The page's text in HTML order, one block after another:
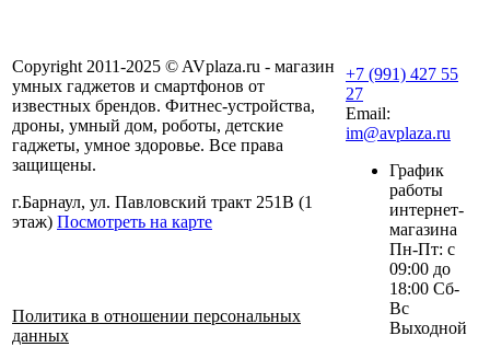
Copyright 2011-2025 © AVplaza.ru - магазин
умных гаджетов и смартфонов от
известных брендов. Фитнес-устройства,
дроны, умный дом, роботы, детские
гаджеты, умное здоровье. Все права
защищены.
г.Барнаул, ул. Павловский тракт 251В (1
этаж) Посмотреть на карте
Политика в отношении персональных
данных
+7 (991) 427 55
27
Email:
im@avplaza.ru
График
работы
интернет-
магазина
Пн-Пт: с
09:00 до
18:00 Сб-
Вс
Выходной